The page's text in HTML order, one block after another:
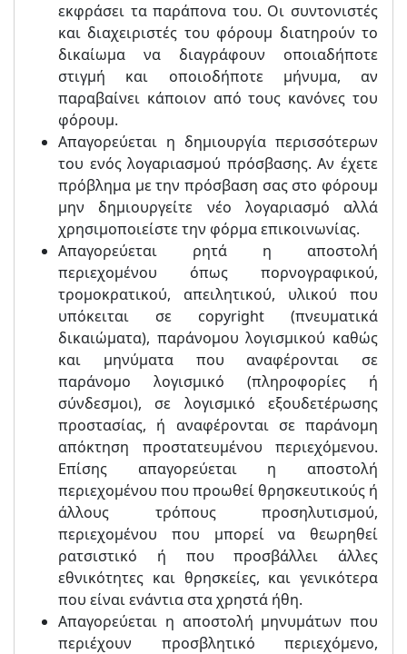
εκφράσει τα παράπονα του. Οι συντονιστές
και διαχειριστές του φόρουμ διατηρούν το
δικαίωμα να διαγράφουν οποιαδήποτε
στιγμή και οποιοδήποτε μήνυμα, αν
παραβαίνει κάποιον από τους κανόνες του
φόρουμ.
Απαγορεύεται η δημιουργία περισσότερων
του ενός λογαριασμού πρόσβασης. Αν έχετε
πρόβλημα με την πρόσβαση σας στο φόρουμ
μην δημιουργείτε νέο λογαριασμό αλλά
χρησιμοποιείστε την φόρμα επικοινωνίας.
Απαγορεύεται ρητά η αποστολή
περιεχομένου όπως πορνογραφικού,
τρομοκρατικού, απειλητικού, υλικού που
υπόκειται σε copyright (πνευματικά
δικαιώματα), παράνομου λογισμικού καθώς
και μηνύματα που αναφέρονται σε
παράνομο λογισμικό (πληροφορίες ή
σύνδεσμοι), σε λογισμικό εξουδετέρωσης
προστασίας, ή αναφέρονται σε παράνομη
απόκτηση προστατευμένου περιεχόμενου.
Επίσης απαγορεύεται η αποστολή
περιεχομένου που προωθεί θρησκευτικούς ή
άλλους τρόπους προσηλυτισμού,
περιεχομένου που μπορεί να θεωρηθεί
ρατσιστικό ή που προσβάλλει άλλες
εθνικότητες και θρησκείες, και γενικότερα
που είναι ενάντια στα χρηστά ήθη.
Απαγορεύεται η αποστολή μηνυμάτων που
περιέχουν προσβλητικό περιεχόμενο,